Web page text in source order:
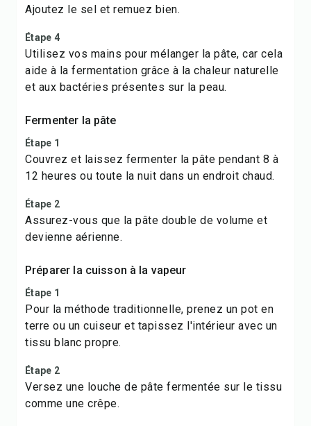
Ajoutez le sel et remuez bien.
Étape 4
Utilisez vos mains pour mélanger la pâte, car cela
aide à la fermentation grâce à la chaleur naturelle
et aux bactéries présentes sur la peau.
Fermenter la pâte
Étape 1
Couvrez et laissez fermenter la pâte pendant 8 à
12 heures ou toute la nuit dans un endroit chaud.
Étape 2
Assurez-vous que la pâte double de volume et
devienne aérienne.
Préparer la cuisson à la vapeur
Étape 1
Pour la méthode traditionnelle, prenez un pot en
terre ou un cuiseur et tapissez l'intérieur avec un
tissu blanc propre.
Étape 2
Versez une louche de pâte fermentée sur le tissu
comme une crêpe.